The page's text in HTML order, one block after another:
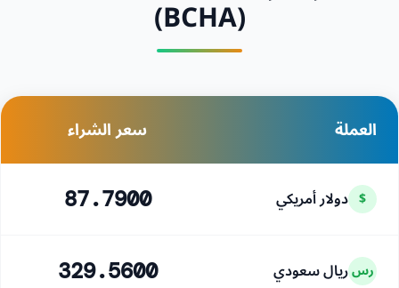
(BCHA)
العملة سعر الشراء
$ دولار أمريكي 87.7900
رسريال سعودي 329.5600